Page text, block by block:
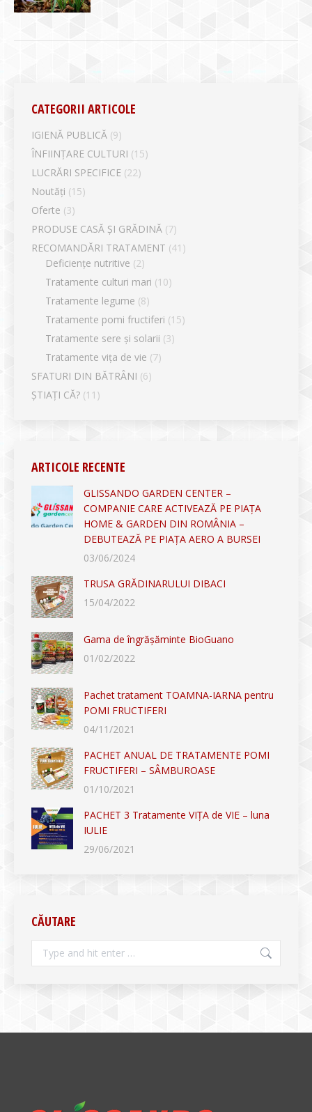
CATEGORII ARTICOLE
IGIENĂ PUBLICĂ (9)
ÎNFIINȚARE CULTURI (15)
LUCRĂRI SPECIFICE (22)
Noutăți (15)
Oferte (3)
PRODUSE CASĂ ȘI GRĂDINĂ (7)
RECOMANDĂRI TRATAMENT (41)
Deficiențe nutritive (2)
Tratamente culturi mari (10)
Tratamente legume (8)
Tratamente pomi fructiferi (15)
Tratamente sere și solarii (3)
Tratamente vița de vie (7)
SFATURI DIN BĂTRÂNI (6)
ȘTIAȚI CĂ? (11)
ARTICOLE RECENTE
GLISSANDO GARDEN CENTER –
COMPANIE CARE ACTIVEAZĂ PE PIAȚA
HOME & GARDEN DIN ROMÂNIA –
DEBUTEAZĂ PE PIAȚA AERO A BURSEI
03/06/2024
TRUSA GRĂDINARULUI DIBACI
15/04/2022
Gama de îngrășăminte BioGuano
01/02/2022
Pachet tratament TOAMNA-IARNA pentru
POMI FRUCTIFERI
04/11/2021
PACHET ANUAL DE TRATAMENTE POMI
FRUCTIFERI – SÂMBUROASE
01/10/2021
PACHET 3 Tratamente VIȚA de VIE – luna
IULIE
29/06/2021
CĂUTARE
Search: